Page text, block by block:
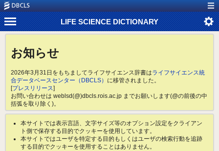
LIFE SCIENCE DICTIONARY
お知らせ
2026年3月31日をもちましてライフサイエンス辞書はライフサイエンス統
合データベースセンター（DBCLS） に移管されました。
[プレスリリース]
お問い合わせは weblsd(@)dbcls.rois.ac.jp までお願いします(@の前後の中
括弧を取り除く)。
本サイトでは表示言語、文字サイズ等のオプション設定をクライアン
ト側で保存する目的でクッキーを使用しています。
本サイトではユーザを特定する目的もしくはユーザの検索行動を追跡
する目的でクッキーを使用することはありません。